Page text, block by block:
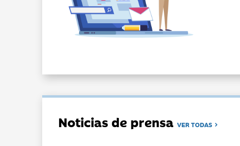
Noticias de prensaVER TODAS